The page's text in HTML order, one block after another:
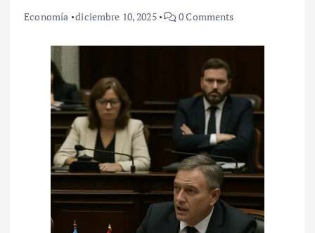
Economía diciembre 10, 2025 0 Comments